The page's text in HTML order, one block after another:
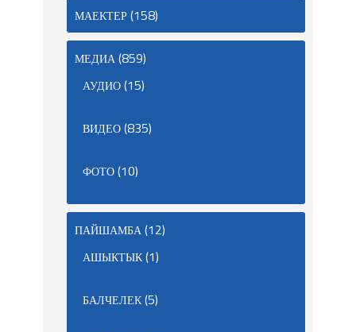
МАЕКТЕР(158)
МЕДИА(859)
АУДИО(15)
ВИДЕО(835)
ФОТО(10)
ПАЙШАМБА(12)
АШЫКТЫК(1)
БАЛЧЕЛЕК(5)